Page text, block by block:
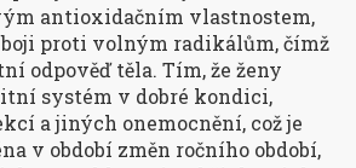
antioxidačním vlastnostem,
proti volným radikálům, čímž
odpověď těla. Tím, že ženy
systém v dobré kondici,
a jiných onemocnění, což je
v období změn ročního období,